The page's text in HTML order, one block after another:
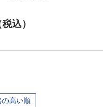
込）
の高い順